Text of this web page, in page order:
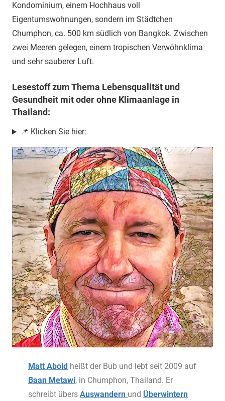
Kondominium, einem Hochhaus voll
Eigentumswohnungen, sondern im Städtchen
Chumphon, ca. 500 km südlich von Bangkok. Zwischen
zwei Meeren gelegen, einem tropischen Verwöhnklima
und sehr sauberer Luft.
Lesestoff zum Thema Lebensqualität und
Gesundheit mit oder ohne Klimaanlage in
Thailand:
📌 Klicken Sie hier:
Matt Abold heißt der Bub und lebt seit 2009 auf
Baan Metawi, in Chumphon, Thailand. Er
schreibt übers Auswandern und Überwintern